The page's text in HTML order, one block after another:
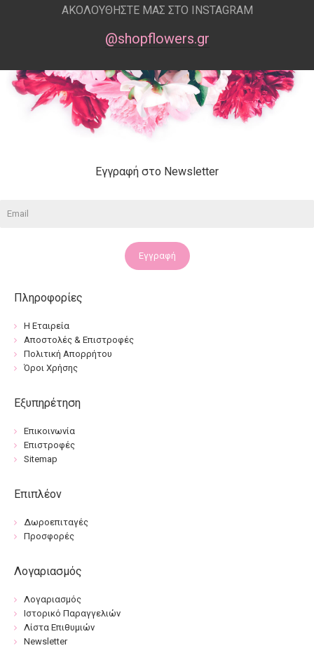
ΑΚΟΛΟΥΘΗΣΤΕ ΜΑΣ ΣΤΟ INSTAGRAM
@shopflowers.gr
Εγγραφή στο Newsletter
Εγγραφή
Πληροφορίες
Η Εταιρεία
Αποστολές & Επιστροφές
Πολιτική Απορρήτου
Όροι Χρήσης
Εξυπηρέτηση
Επικοινωνία
Επιστροφές
Sitemap
Επιπλέον
Δωροεπιταγές
Προσφορές
Λογαριασμός
Λογαριασμός
Ιστορικό Παραγγελιών
Λίστα Επιθυμιών
Newsletter